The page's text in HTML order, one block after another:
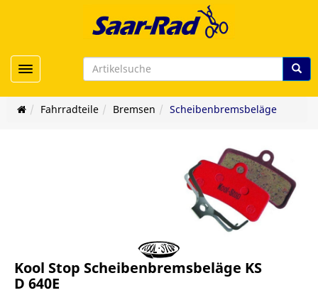
Toggle navigation
Fahrradteile Bremsen Scheibenbremsbeläge
Kool Stop Scheibenbremsbeläge KS
D 640E